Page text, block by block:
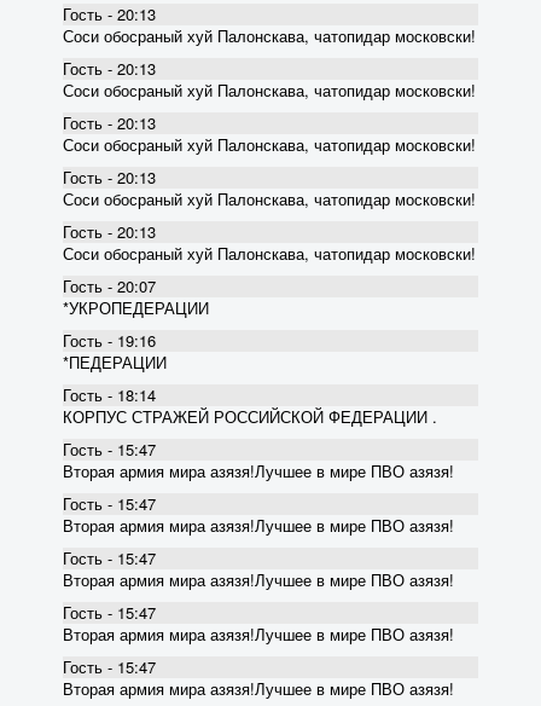
Гость - 20:13
Соси обосраный хуй Палонскава, чатопидар московски!
Гость - 20:13
Соси обосраный хуй Палонскава, чатопидар московски!
Гость - 20:13
Соси обосраный хуй Палонскава, чатопидар московски!
Гость - 20:13
Соси обосраный хуй Палонскава, чатопидар московски!
Гость - 20:13
Соси обосраный хуй Палонскава, чатопидар московски!
Гость - 20:07
*УКРОПЕДЕРАЦИИ
Гость - 19:16
*ПЕДЕРАЦИИ
Гость - 18:14
КОРПУС СТРАЖЕЙ РОССИЙСКОЙ ФЕДЕРАЦИИ .
Гость - 15:47
Вторая армия мира азязя!Лучшее в мире ПВО азязя!
Гость - 15:47
Вторая армия мира азязя!Лучшее в мире ПВО азязя!
Гость - 15:47
Вторая армия мира азязя!Лучшее в мире ПВО азязя!
Гость - 15:47
Вторая армия мира азязя!Лучшее в мире ПВО азязя!
Гость - 15:47
Вторая армия мира азязя!Лучшее в мире ПВО азязя!